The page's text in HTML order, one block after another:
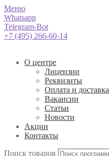
Меню
Whatsapp
Telegram-Bot
+7 (495) 266-60-14
О центре
Лицензии
Реквизиты
Оплата и доставка
Вакансии
Статьи
Новости
Акции
Контакты
Поиск товаров